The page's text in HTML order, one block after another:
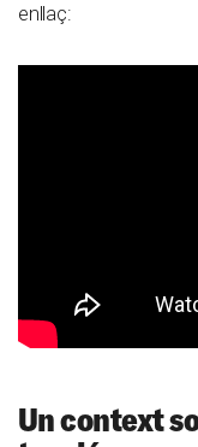
enllaç:
Un context